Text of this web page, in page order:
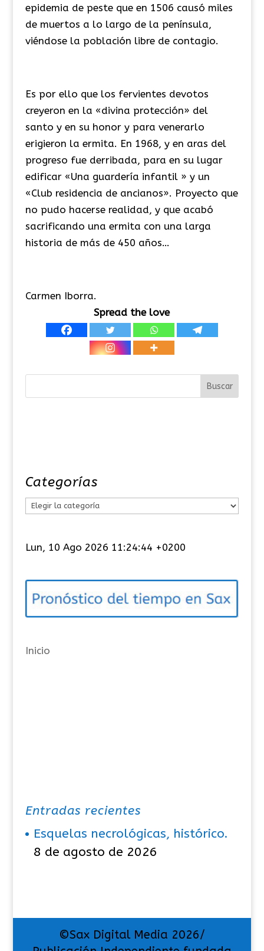
epidemia de peste que en 1506 causó miles
de muertos a lo largo de la península,
viéndose la población libre de contagio.
Es por ello que los fervientes devotos
creyeron en la «divina protección» del
santo y en su honor y para venerarlo
erigieron la ermita. En 1968, y en aras del
progreso fue derribada, para en su lugar
edificar «Una guardería infantil » y un
«Club residencia de ancianos». Proyecto que
no pudo hacerse realidad, y que acabó
sacrificando una ermita con una larga
historia de más de 450 años…
Carmen Iborra.
Spread the love
Categorías
e
o
í
s
Lun, 10 Ago 2026 11:24:45 +0200
Inicio
Entradas recientes
Esquelas necrológicas, histórico.
8 de agosto de 2026
©Sax Digital Media 2026/